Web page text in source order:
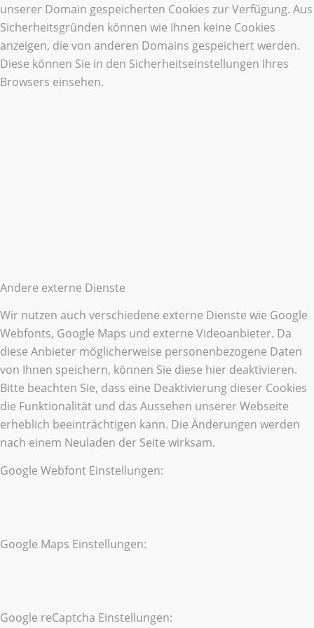
unserer Domain gespeicherten Cookies zur Verfügung. Aus
Sicherheitsgründen können wie Ihnen keine Cookies
anzeigen, die von anderen Domains gespeichert werden.
Diese können Sie in den Sicherheitseinstellungen Ihres
Browsers einsehen.
Andere externe Dienste
Wir nutzen auch verschiedene externe Dienste wie Google
Webfonts, Google Maps und externe Videoanbieter. Da
diese Anbieter möglicherweise personenbezogene Daten
von Ihnen speichern, können Sie diese hier deaktivieren.
Bitte beachten Sie, dass eine Deaktivierung dieser Cookies
die Funktionalität und das Aussehen unserer Webseite
erheblich beeinträchtigen kann. Die Änderungen werden
nach einem Neuladen der Seite wirksam.
Google Webfont Einstellungen:
Google Maps Einstellungen:
Google reCaptcha Einstellungen: